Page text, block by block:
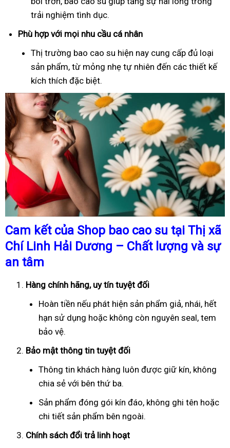
trải nghiệm tình dục.
Phù hợp với mọi nhu cầu cá nhân
Thị trường bao cao su hiện nay cung cấp đủ loại
sản phẩm, từ mỏng nhẹ tự nhiên đến các thiết kế
kích thích đặc biệt.
Cam kết của Shop bao cao su tại Thị xã
Chí Linh Hải Dương – Chất lượng và sự
an tâm
Hàng chính hãng, uy tín tuyệt đối
Hoàn tiền nếu phát hiện sản phẩm giả, nhái, hết
hạn sử dụng hoặc không còn nguyên seal, tem
bảo vệ.
Bảo mật thông tin tuyệt đối
Thông tin khách hàng luôn được giữ kín, không
chia sẻ với bên thứ ba.
Sản phẩm đóng gói kín đáo, không ghi tên hoặc
chi tiết sản phẩm bên ngoài.
Chính sách đổi trả linh hoạt